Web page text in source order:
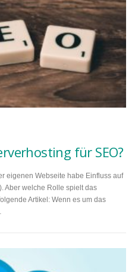
für SEO?
eigenen Webseite habe Einfluss auf
Aber welche Rolle spielt das
Artikel: Wenn es um das